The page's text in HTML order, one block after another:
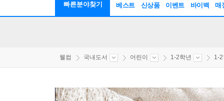
빠른분야찾기 베스트 신상품 이벤트 바이백 매
웰컴 국내도서 어린이 1-2학년 1-